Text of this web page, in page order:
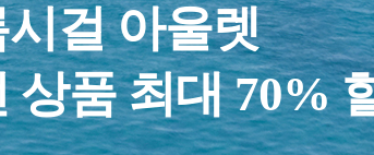
을 준비하세요
챙겨야 할 여행